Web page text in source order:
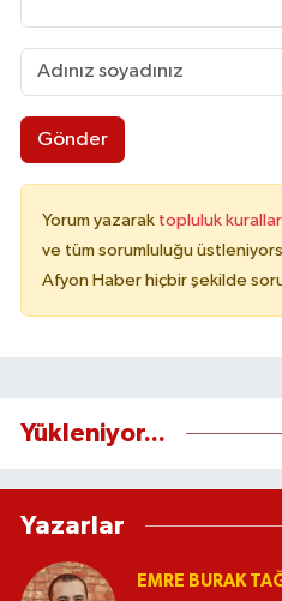
Gönder
Yorum yazarak topluluk
ve tüm sorumluluğu
Afyon Haber hiçbir şekilde
Yükleniyor...
Yazarlar
EMRE BURAK